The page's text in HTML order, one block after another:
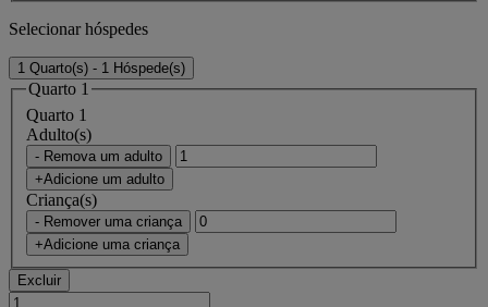
Selecionar hóspedes
1 Quarto(s) - 1 Hóspede(s)
Quarto 1
Quarto 1
Adulto(s)
- Remova um adulto
+Adicione um adulto
Criança(s)
- Remover uma criança
+Adicione uma criança
Excluir